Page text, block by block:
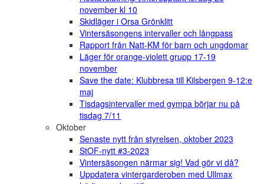
november kl 10
Skidläger i Orsa Grönklitt
Vintersäsongens intervaller och långpass
Rapport från Natt-KM för barn och ungdomar
Läger för orange-violett grupp 17-19
november
Save the date: Klubbresa till Kilsbergen 9-12:e
maj
Tisdagsintervaller med gympa börjar nu på
tisdag 7/11
Oktober
Senaste nytt från styrelsen, oktober 2023
StOF-nytt #3-2023
Vintersäsongen närmar sig! Vad gör vi då?
Uppdatera vintergarderoben med Ullmax